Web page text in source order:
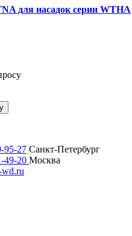
для насадок серии WTHA
95-27 Санкт-Петербург
49-20 Москва